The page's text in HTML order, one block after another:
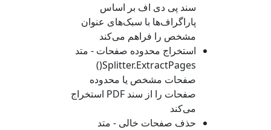
سند پی دی اف بر اساس
پاراگراف‌ها با سبک‌های عنوان
مشخص را فراهم می‌کند
استخراج محدوده صفحات - متد
Splitter.ExtractPages()
صفحات مشخص یا محدوده
صفحات را از سند PDF استخراج
می‌کند
حذف صفحات خالی - متد